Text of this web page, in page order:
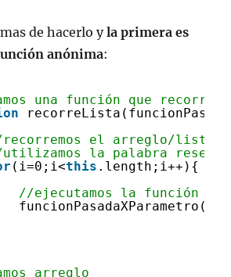
de hacerlo yla primera es
anónima:
una función que recorre
el arreglo/lista
la palabra
(i=0;i<this .length;i++){
//ejecutamos la función
funcionPasadaXParametro(
arreglo